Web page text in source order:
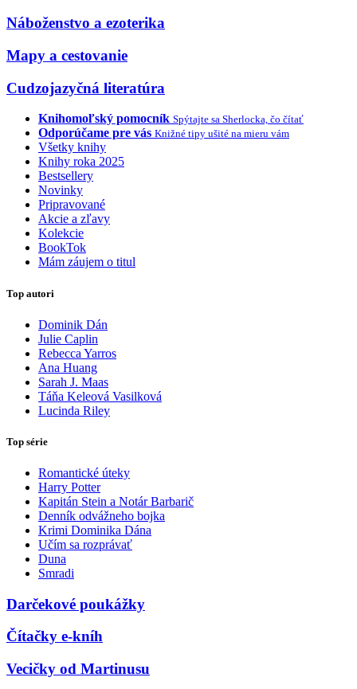
Náboženstvo a ezoterika
Mapy a cestovanie
Cudzojazyčná literatúra
Knihomoľský pomocník Spýtajte sa Sherlocka, čo čítať
Odporúčame pre vás Knižné tipy ušité na mieru vám
Všetky knihy
Knihy roka 2025
Bestsellery
Novinky
Pripravované
Akcie a zľavy
Kolekcie
BookTok
Mám záujem o titul
Top autori
Dominik Dán
Julie Caplin
Rebecca Yarros
Ana Huang
Sarah J. Maas
Táňa Keleová Vasilková
Lucinda Riley
Top série
Romantické úteky
Harry Potter
Kapitán Stein a Notár Barbarič
Denník odvážneho bojka
Krimi Dominika Dána
Učím sa rozprávať
Duna
Smradi
Darčekové poukážky
Čítačky e-kníh
Vecičky od Martinusu